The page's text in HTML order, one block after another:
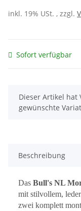
inkl. 19% USt. , zzgl.
Sofort verfügbar
x
Dieser Artikel hat
gewünschte
Beschreibung
Das Bull's NL
mit stilvollem,
zwei komplett